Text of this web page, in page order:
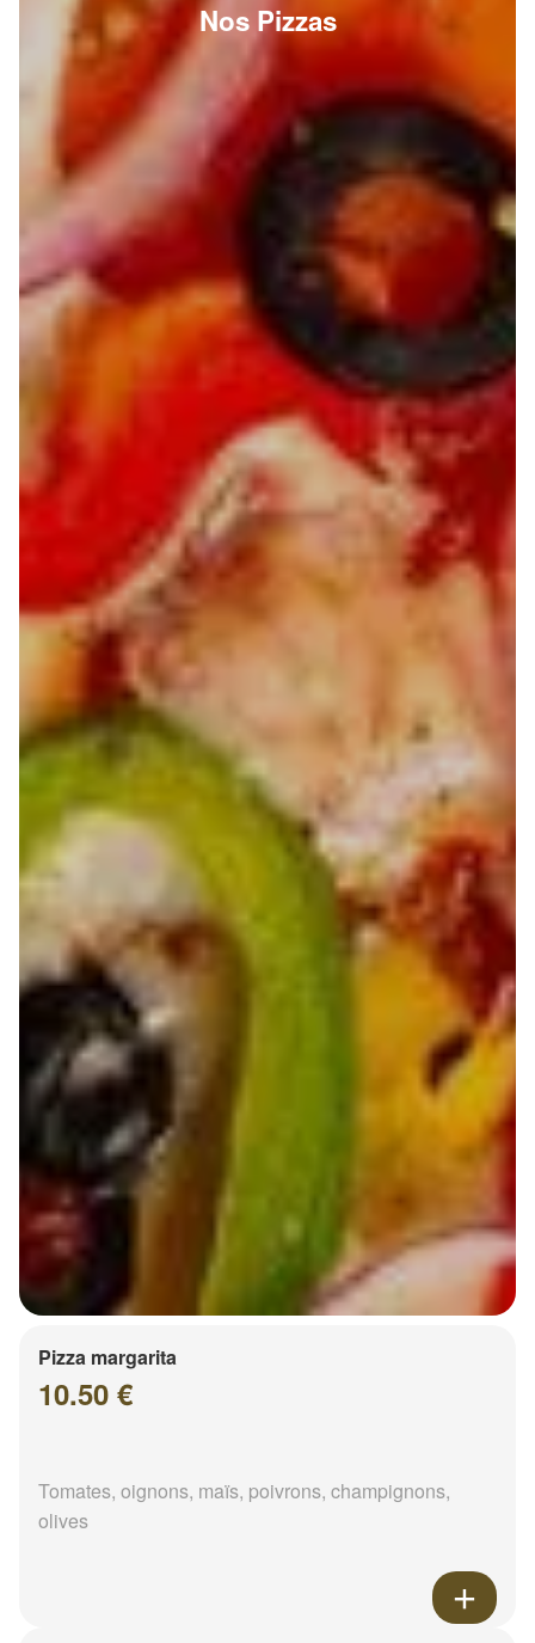
Nos Pizzas
Pizza margarita
10.50 €
Tomates, oignons, maïs, poivrons, champignons,
olives